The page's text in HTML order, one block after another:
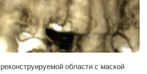
А.В. Стоматов, П.В. Иванов, Ю.В.
Ефимов, Л.А. Зюлькина
области с маской